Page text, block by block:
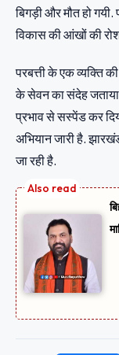
बिगड़ी और मौत हो
विकास की आंखों की
परबत्ती के एक व्यक्ति
के सेवन का संदेह जताया
प्रभाव से सस्पेंड कर
अभियान जारी है.
जा रही है.